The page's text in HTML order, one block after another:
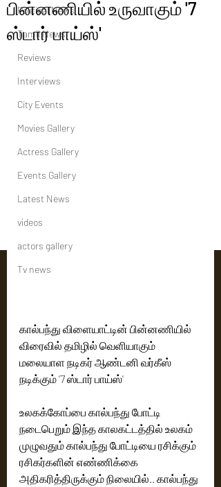
Political News
Tamil News
Reviews
Interviews
City Events
Movies Gallery
Actress Gallery
Events Gallery
Latest News
videos
actors gallery
Tv news
பின்னணியில் உருவாகும் '7
ஸ்டார் பாய்ஸ்'
கால்பந்து விளையாட்டின் பின்னணியில்
விரைவில் தமிழில் வெளியாகும்
மலையாள நடிகர் ஆண்டனி வர்கீஸ்
நடிக்கும் '7 ஸ்டார் பாய்ஸ்'
உலகக்கோப்பை கால்பந்து போட்டி
நடைபெறும் இந்த காலகட்டத்தில் உலகம்
முழுவதும் கால்பந்து போட்டியை ரசிக்கும்
ரசிகர்களின் எண்ணிக்கை
அதிகரித்திருக்கும் நிலையில்.. கால்பந்து